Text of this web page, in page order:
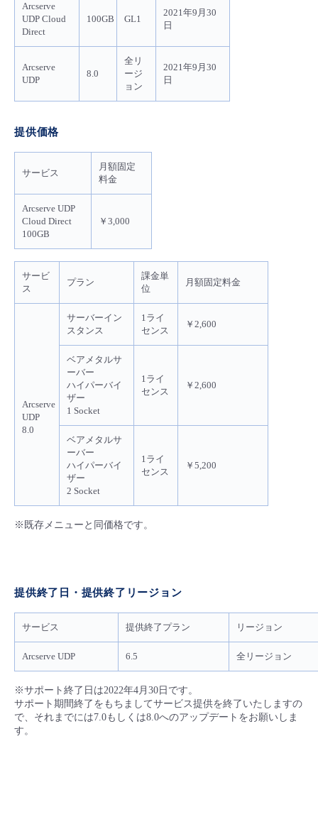
Arcserve
UDP Cloud
Direct
100GB GL1
2021年9月30
日
Arcserve
UDP
8.0
全リ
ージ
ョン
2021年9月30
日
提供価格
サービス
月額固定
料金
Arcserve UDP
Cloud Direct
100GB
￥3,000
サービ
ス
プラン
課金単
位
月額固定料金
Arcserve
UDP
8.0
サーバーイン
スタンス
1ライ
センス
￥2,600
ベアメタルサ
ーバー
ハイパーバイ
ザー
1 Socket
1ライ
センス
￥2,600
ベアメタルサ
ーバー
ハイパーバイ
ザー
2 Socket
1ライ
センス
￥5,200
※既存メニューと同価格です。
提供終了日・提供終了リージョン
サービス 提供終了プラン リージョン
Arcserve UDP 6.5 全リージョン
※サポート終了日は2022年4月30日です。
サポート期間終了をもちましてサービス提供を終了いたしますの
で、それまでには7.0もしくは8.0へのアップデートをお願いしま
す。